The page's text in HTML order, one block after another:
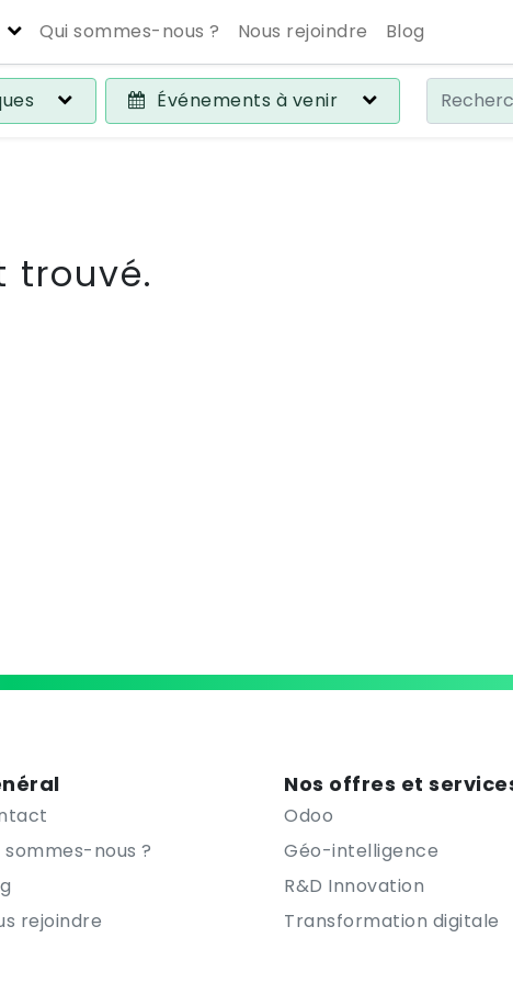
Qui sommes-nous ? Nous rejoindre Blog
Événements à venir
trouvé.
sommes-nous ?
rejoindre
Nos offres et
Odoo
Géo-intelligence
R&D Innovation
Transformation digitale